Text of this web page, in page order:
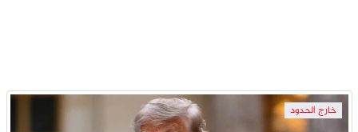
خارج الحدود